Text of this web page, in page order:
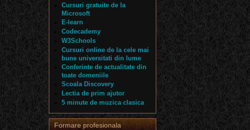
Cursuri gratuite de la
Microsoft
E-learn
Codecademy
W3Schools
Cursuri online de la cele mai
bune universitati din lume
Conferinte de actualitate din
toate domeniile
Scoala Discovery
Lectia de prim ajutor
5 minute de muzica clasica
Formare profesionala